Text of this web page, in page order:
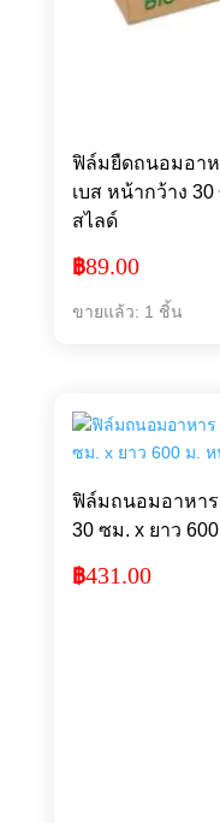
ฟิล์มยืดถนอมอาห
เบส หน้ากว้าง
สไลด์
฿89.00
ขายแล้ว: 1 ชิ้น
ฟิล์มถนอมอาหาร
30 ซม. x ยาว
฿431.00